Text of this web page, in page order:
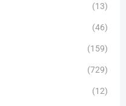
(13)
(46)
(159)
(729)
(12)